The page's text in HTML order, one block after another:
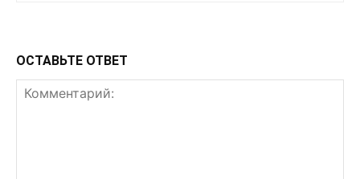
ОСТАВЬТЕ ОТВЕТ